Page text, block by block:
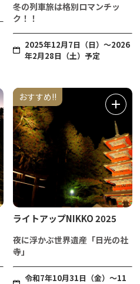
冬の列車旅は格別ロマンチッ
ク！！
2025年12月7日（日）～2026
年2月28日（土）予定
おすすめ!!
ライトアップNIKKO 2025
夜に浮かぶ世界遺産「日光の社
寺」
令和7年10月31日（金）～11